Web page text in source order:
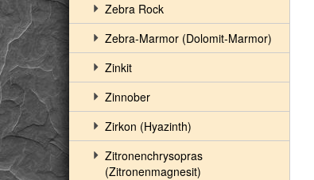
Zebra Rock
Zebra-Marmor (Dolomit-Marmor)
Zinkit
Zinnober
Zirkon (Hyazinth)
Zitronenchrysopras
(Zitronenmagnesit)